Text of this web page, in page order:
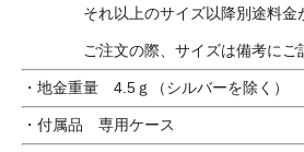
それ以上のサイズ以降別途料金が
ご注文の際、サイズは備考にご記
・地金重量 4.5ｇ（シルバーを除く）
・付属品 専用ケース